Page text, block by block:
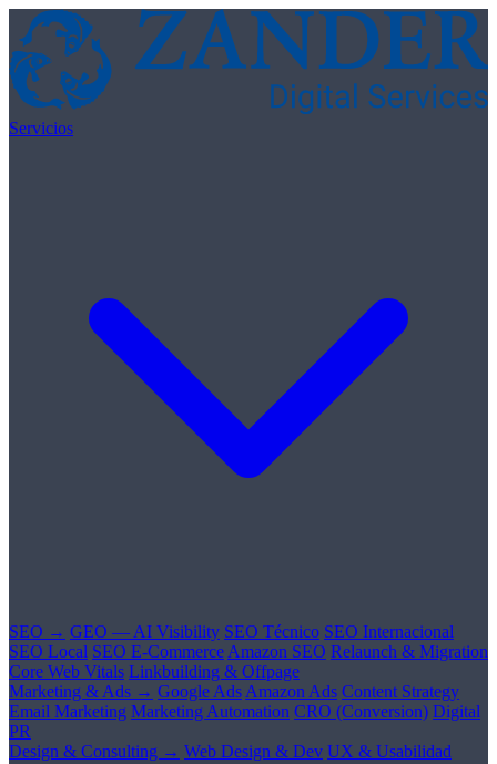
Skip to content
Servicios
SEO → GEO — AI Visibility SEO Técnico SEO Internacional
SEO Local SEO E-Commerce Amazon SEO Relaunch & Migration
Core Web Vitals Linkbuilding & Offpage
Marketing & Ads → Google Ads Amazon Ads Content Strategy
Email Marketing Marketing Automation CRO (Conversion) Digital
PR
Design & Consulting → Web Design & Dev UX & Usabilidad